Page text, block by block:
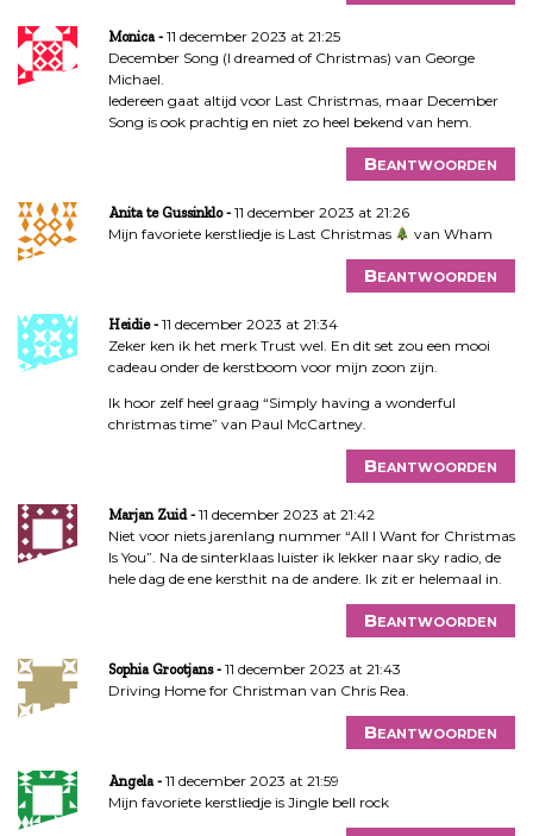
Monica
11 december 2023 at 21:25
December Song (I dreamed of Christmas) van George
Michael.
Iedereen gaat altijd voor Last Christmas, maar December
Song is ook prachtig en niet zo heel bekend van hem.
Beantwoorden
Anita te Gussinklo
11 december 2023 at 21:26
Mijn favoriete kerstliedje is Last Christmas
van Wham
Beantwoorden
Heidie
11 december 2023 at 21:34
Zeker ken ik het merk Trust wel. En dit set zou een mooi
cadeau onder de kerstboom voor mijn zoon zijn.
Ik hoor zelf heel graag “Simply having a wonderful
christmas time” van Paul McCartney.
Beantwoorden
Marjan Zuid
11 december 2023 at 21:42
Niet voor niets jarenlang nummer “All I Want for Christmas
Is You”. Na de sinterklaas luister ik lekker naar sky radio, de
hele dag de ene kersthit na de andere. Ik zit er helemaal in.
Beantwoorden
Sophia Grootjans
11 december 2023 at 21:43
Driving Home for Christman van Chris Rea.
Beantwoorden
Angela
11 december 2023 at 21:59
Mijn favoriete kerstliedje is Jingle bell rock